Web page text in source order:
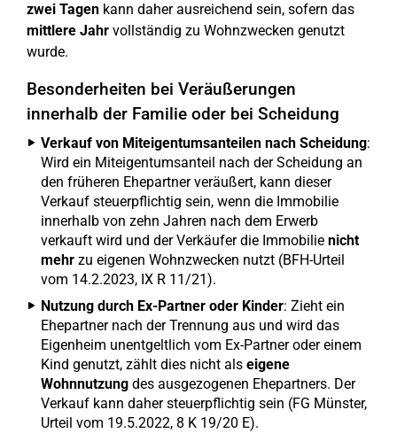
zwei Tagen kann daher ausreichend sein, sofern das
mittlere Jahr vollständig zu Wohnzwecken genutzt
wurde.
Besonderheiten bei Veräußerungen
innerhalb der Familie oder bei Scheidung
Verkauf von Miteigentumsanteilen nach Scheidung:
Wird ein Miteigentumsanteil nach der Scheidung an
den früheren Ehepartner veräußert, kann dieser
Verkauf steuerpflichtig sein, wenn die Immobilie
innerhalb von zehn Jahren nach dem Erwerb
verkauft wird und der Verkäufer die Immobilie nicht
mehr zu eigenen Wohnzwecken nutzt (BFH-Urteil
vom 14.2.2023, IX R 11/21).
Nutzung durch Ex-Partner oder Kinder: Zieht ein
Ehepartner nach der Trennung aus und wird das
Eigenheim unentgeltlich vom Ex-Partner oder einem
Kind genutzt, zählt dies nicht als eigene
Wohnnutzung des ausgezogenen Ehepartners. Der
Verkauf kann daher steuerpflichtig sein (FG Münster,
Urteil vom 19.5.2022, 8 K 19/20 E).